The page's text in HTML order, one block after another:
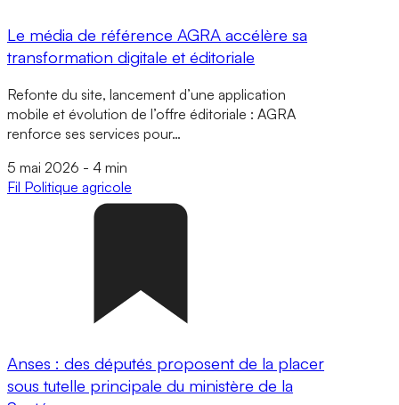
Le média de référence AGRA accélère sa
transformation digitale et éditoriale
Refonte du site, lancement d’une application
mobile et évolution de l’offre éditoriale : AGRA
renforce ses services pour…
5 mai 2026 - 4 min
Fil Politique agricole
Anses : des députés proposent de la placer
sous tutelle principale du ministère de la